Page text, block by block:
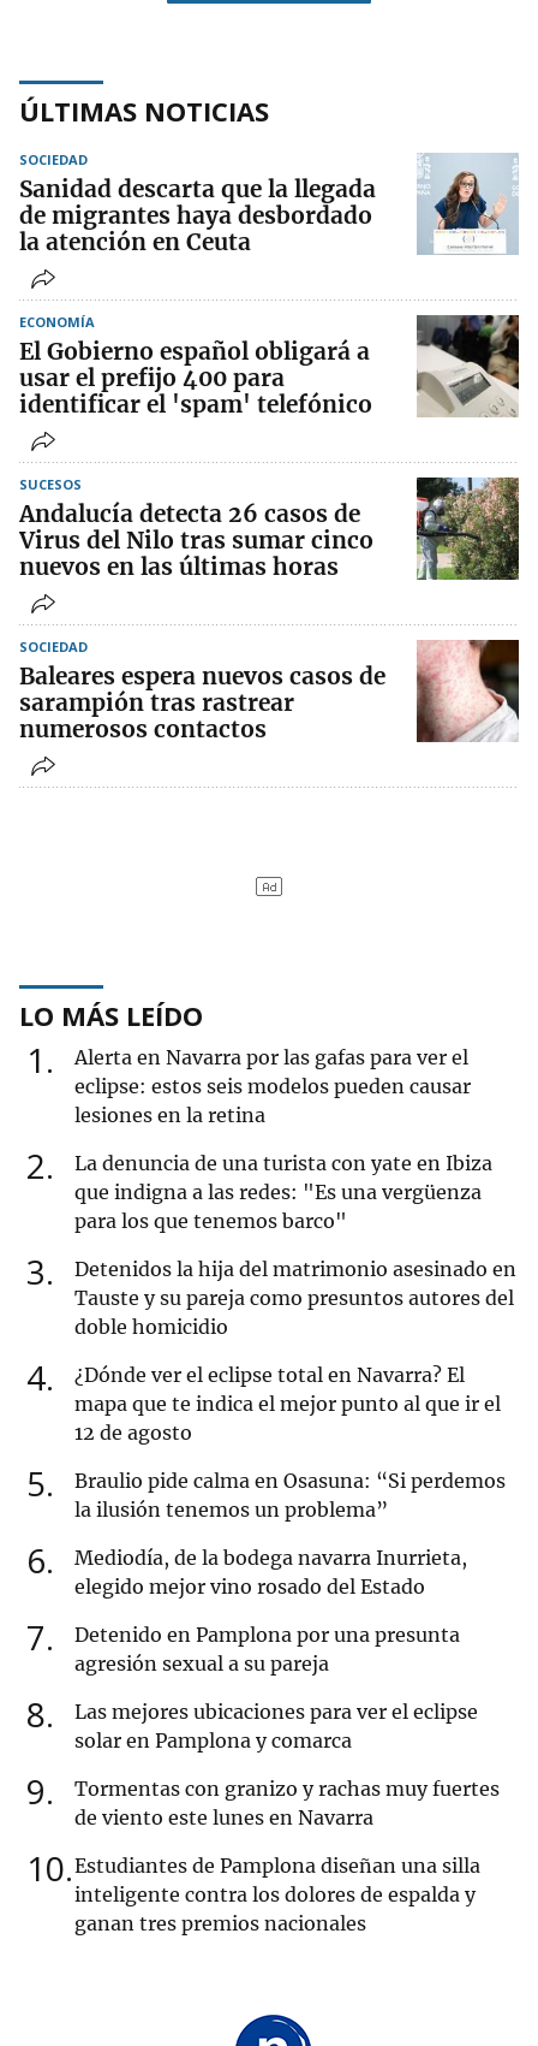
ÚLTIMAS NOTICIAS
SOCIEDAD
Sanidad descarta que la llegada
de migrantes haya desbordado
la atención en Ceuta
ECONOMÍA
El Gobierno español obligará a
usar el prefijo 400 para
identificar el 'spam' telefónico
SUCESOS
Andalucía detecta 26 casos de
Virus del Nilo tras sumar cinco
nuevos en las últimas horas
SOCIEDAD
Baleares espera nuevos casos de
sarampión tras rastrear
numerosos contactos
LO MÁS LEÍDO
1
Alerta en Navarra por las gafas para ver el
eclipse: estos seis modelos pueden causar
lesiones en la retina
2
La denuncia de una turista con yate en Ibiza
que indigna a las redes: "Es una vergüenza
para los que tenemos barco"
3
Detenidos la hija del matrimonio asesinado en
Tauste y su pareja como presuntos autores del
doble homicidio
4
¿Dónde ver el eclipse total en Navarra? El
mapa que te indica el mejor punto al que ir el
12 de agosto
5
Braulio pide calma en Osasuna: “Si perdemos
la ilusión tenemos un problema”
6
Mediodía, de la bodega navarra Inurrieta,
elegido mejor vino rosado del Estado
7
Detenido en Pamplona por una presunta
agresión sexual a su pareja
8
Las mejores ubicaciones para ver el eclipse
solar en Pamplona y comarca
9
Tormentas con granizo y rachas muy fuertes
de viento este lunes en Navarra
10 Estudiantes de Pamplona diseñan una silla
inteligente contra los dolores de espalda y
ganan tres premios nacionales